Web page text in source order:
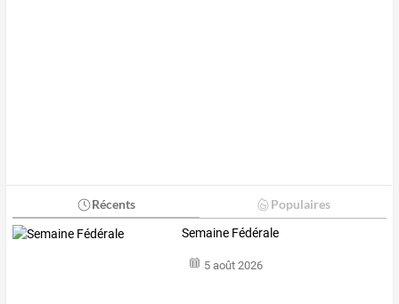
Récents Populaires
Semaine Fédérale
5 août 2026